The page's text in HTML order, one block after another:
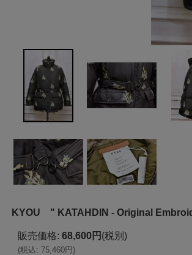
KYOU " KATAHDIN - Original
販売価格: 68,600円 (税別)
(税込: 75,460円)